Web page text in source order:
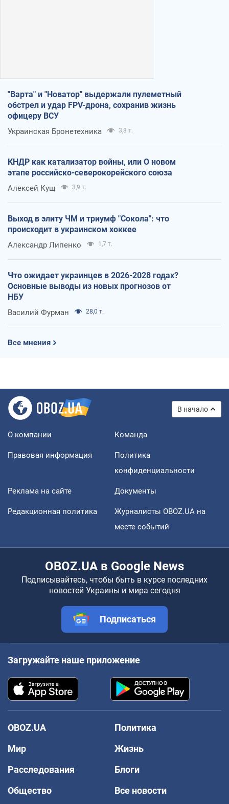
"Варта" и "Новатор" выдержали пулеметный
обстрел и удар FPV-дрона, сохранив жизнь
офицеру ВСУ
Украинская Бронетехника 3,8 т.
КНДР как катализатор войны, или О новом
этапе российско-северокорейского союза
Алексей Кущ 3,9 т.
Выход в элиту ЧМ и триумф "Сокола": что
происходит в украинском хоккее
Александр Липенко 1,7 т.
Что ожидает украинцев в 2026-2028 годах?
Основные выводы из новых прогнозов от
НБУ
Василий Фурман 28,0 т.
Все мнения
В начало
О компании Команда
Правовая информация
Политика
конфиденциальности
Реклама на сайте Документы
Редакционная политика
Журналисты OBOZ.UA на
месте событий
OBOZ.UA в Google News
Подписывайтесь, чтобы быть в курсе последних
новостей Украины и мира сегодня
Подписаться
Загружайте наше приложение
OBOZ.UA
Политика
Мир
Жизнь
Расследования
Блоги
Общество
Все новости